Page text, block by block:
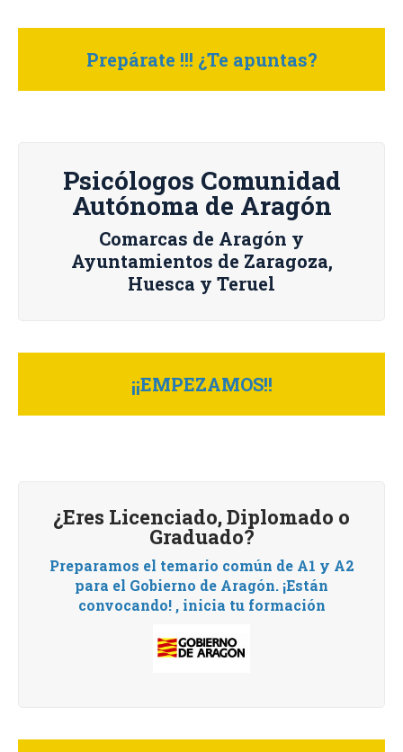
Prepárate !!! ¿Te apuntas?
Psicólogos Comunidad
Autónoma de Aragón
Comarcas de Aragón y
Ayuntamientos de Zaragoza,
Huesca y Teruel
¡¡EMPEZAMOS!!
¿Eres Licenciado, Diplomado o
Graduado?
Preparamos el temario común de A1 y A2
para el Gobierno de Aragón. ¡Están
convocando! , inicia tu formación